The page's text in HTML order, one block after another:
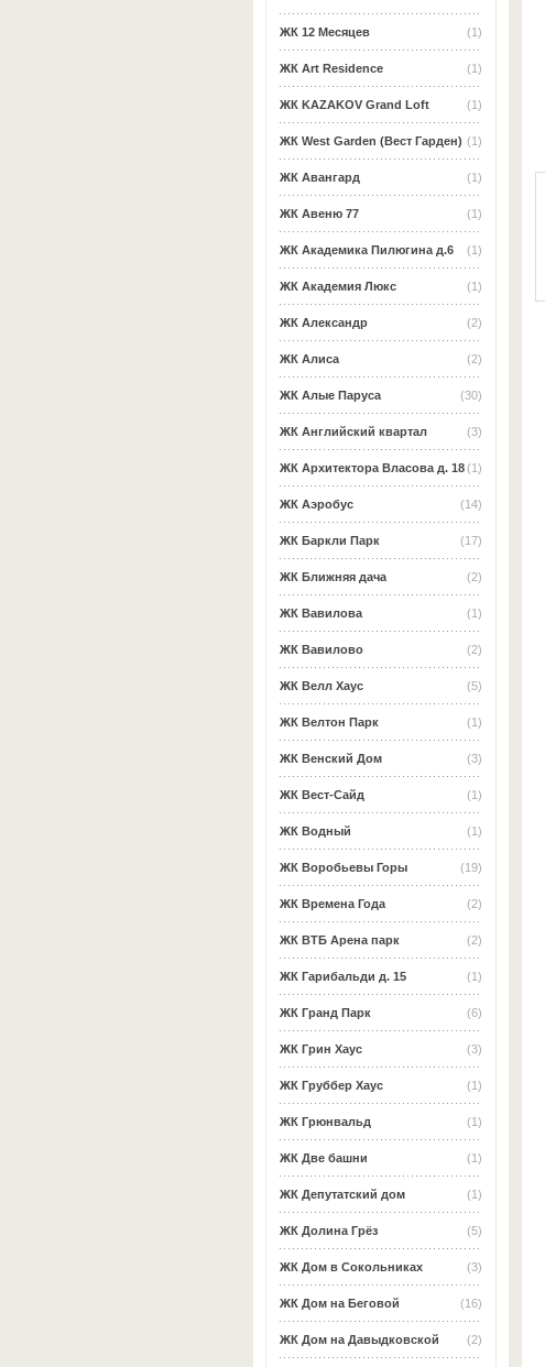
(1)
ЖК 12 Месяцев
(1)
ЖК Art Residence
(1)
ЖК KAZAKOV Grand Loft
(1)
ЖК West Garden (Вест Гарден)
(1)
ЖК Авангард
(1)
ЖК Авеню 77
(1)
ЖК Академика Пилюгина д.6
(1)
ЖК Академия Люкс
(2)
ЖК Александр
(2)
ЖК Алиса
(30)
ЖК Алые Паруса
(3)
ЖК Английский квартал
(1)
ЖК Архитектора Власова д. 18
(14)
ЖК Аэробус
(17)
ЖК Баркли Парк
(2)
ЖК Ближняя дача
(1)
ЖК Вавилова
(2)
ЖК Вавилово
(5)
ЖК Велл Хаус
(1)
ЖК Велтон Парк
(3)
ЖК Венский Дом
(1)
ЖК Вест-Сайд
(1)
ЖК Водный
(19)
ЖК Воробьевы Горы
(2)
ЖК Времена Года
(2)
ЖК ВТБ Арена парк
(1)
ЖК Гарибальди д. 15
(6)
ЖК Гранд Парк
(3)
ЖК Грин Хаус
(1)
ЖК Груббер Хаус
(1)
ЖК Грюнвальд
(1)
ЖК Две башни
(1)
ЖК Депутатский дом
(5)
ЖК Долина Грёз
(3)
ЖК Дом в Сокольниках
(16)
ЖК Дом на Беговой
(2)
ЖК Дом на Давыдковской